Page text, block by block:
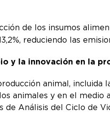
de los insumos
reduciendo las
y la innovación en la
animal, incluida
animales y en el medio
de Análisis del Ciclo de